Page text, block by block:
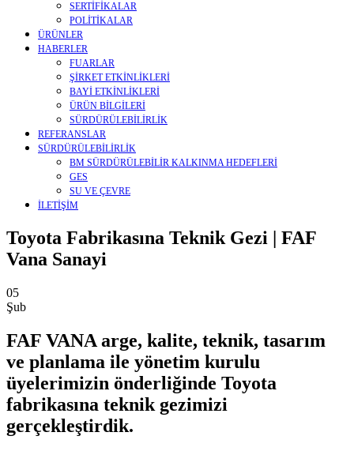
SERTİFİKALAR
POLİTİKALAR
ÜRÜNLER
HABERLER
FUARLAR
ŞİRKET ETKİNLİKLERİ
BAYİ ETKİNLİKLERİ
ÜRÜN BİLGİLERİ
SÜRDÜRÜLEBİLİRLİK
REFERANSLAR
SÜRDÜRÜLEBİLİRLİK
BM SÜRDÜRÜLEBİLİR KALKINMA HEDEFLERİ
GES
SU VE ÇEVRE
İLETİŞİM
Toyota Fabrikasına Teknik Gezi | FAF
Vana Sanayi
05
Şub
FAF VANA arge, kalite, teknik, tasarım
ve planlama ile yönetim kurulu
üyelerimizin önderliğinde Toyota
fabrikasına teknik gezimizi
gerçekleştirdik.